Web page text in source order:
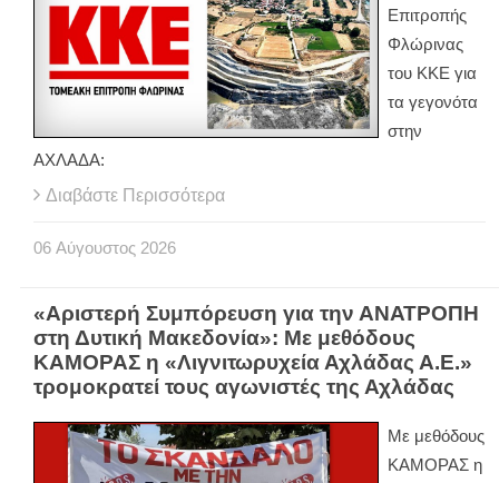
Επιτροπής
Φλώρινας
του ΚΚΕ για
τα γεγονότα
στην
ΑΧΛΑΔΑ:
Διαβάστε Περισσότερα
06 Αύγουστος 2026
«Αριστερή Συμπόρευση για την ΑΝΑΤΡΟΠΗ
στη Δυτική Μακεδονία»: Με μεθόδους
ΚΑΜΟΡΑΣ η «Λιγνιτωρυχεία Αχλάδας Α.Ε.»
τρομοκρατεί τους αγωνιστές της Αχλάδας
Με μεθόδους
ΚΑΜΟΡΑΣ η